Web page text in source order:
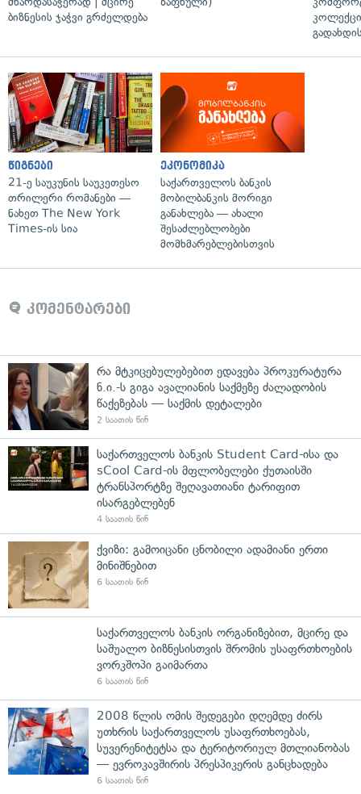
ბიზნესის ჯაჭვი გრძელდება
წიგნები
21-ე საუკუნის საუკეთესო
თრილერი რომანები —
ნახეთ The New York
Times-ის სია
ეკონომიკა
საქართველოს ბანკის
მობილბანკის მორიგი
განახლება — ახალი
შესაძლებლობები
მომხმარებლებისთვის
კომენტარები
რა მტკიცებულებებით ედავება პროკურატურა
ნ.ი.-ს გიგა ავალიანის საქმეზე ძალადობის
წაქეზებას — საქმის დეტალები
2 საათის წინ
საქართველოს ბანკის Student Card-ისა და
sCool Card-ის მფლობელები ქუთაისში
ტრანსპორტზე შეღავათიანი ტარიფით
ისარგებლებენ
4 საათის წინ
ქვიზი: გამოიცანი ცნობილი ადამიანი ერთი
მინიშნებით
6 საათის წინ
საქართველოს ბანკის ორგანიზებით, მცირე და
საშუალო ბიზნესისთვის შრომის უსაფრთხოების
ვორკშოპი გაიმართა
6 საათის წინ
2008 წლის ომის შედეგები დღემდე ძირს
უთხრის საქართველოს უსაფრთხოებას,
სუვერენიტეტსა და ტერიტორიულ მთლიანობას
— ევროკავშირის პრესპიკერის განცხადება
6 საათის წინ